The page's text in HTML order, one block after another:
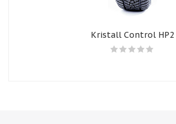
Kristall Control HP2